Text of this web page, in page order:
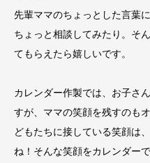
先輩ママのちょっとした言葉
ちょっと相談してみたり。そ
てもらえたら嬉しいです。
カレンダー作製では、お子さ
すが、ママの笑顔を残すのも
どもたちに接している笑顔は
ね！そんな笑顔をカレンダー